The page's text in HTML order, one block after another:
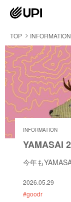
TOP INFORMATION
INFORMATION
YAMASAI
今年も
2026.05.29
#goodr